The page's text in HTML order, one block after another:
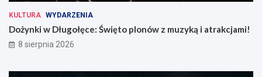
KULTURA WYDARZENIA
Dożynki w Długołęce: Święto plonów z muzyką i atrakcjami!
8 sierpnia 2026